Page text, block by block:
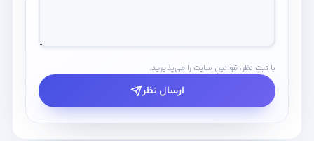
با ثبتِ نظر، قوانینِ سایت را می‌پذیرید.
ارسال نظر